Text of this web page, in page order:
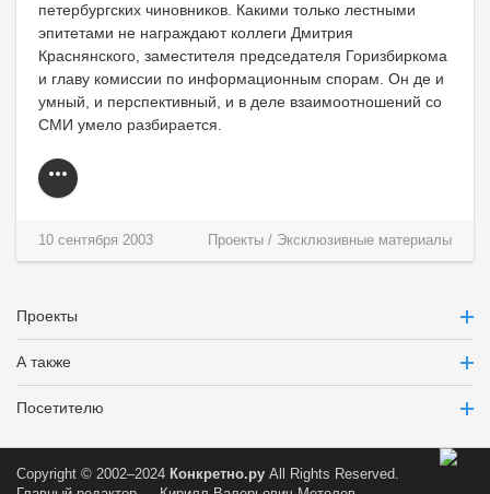
петербургских чиновников. Какими только лестными
эпитетами не награждают коллеги Дмитрия
Краснянского, заместителя председателя Горизбиркома
и главу комиссии по информационным спорам. Он де и
умный, и перспективный, и в деле взаимоотношений со
СМИ умело разбирается.
Проекты / Эксклюзивные материалы
10 сентября 2003
Проекты
А также
Посетителю
Copyright © 2002–2024 Конкретно.ру All Rights Reserved.